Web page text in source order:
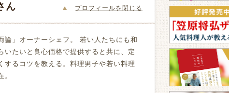
ん プロフィールを
論」オーナーシェフ。 若い人たちにも和
いたいと良心価格で提供すると共に、定
するコツを教える。料理男子や若い料理
。